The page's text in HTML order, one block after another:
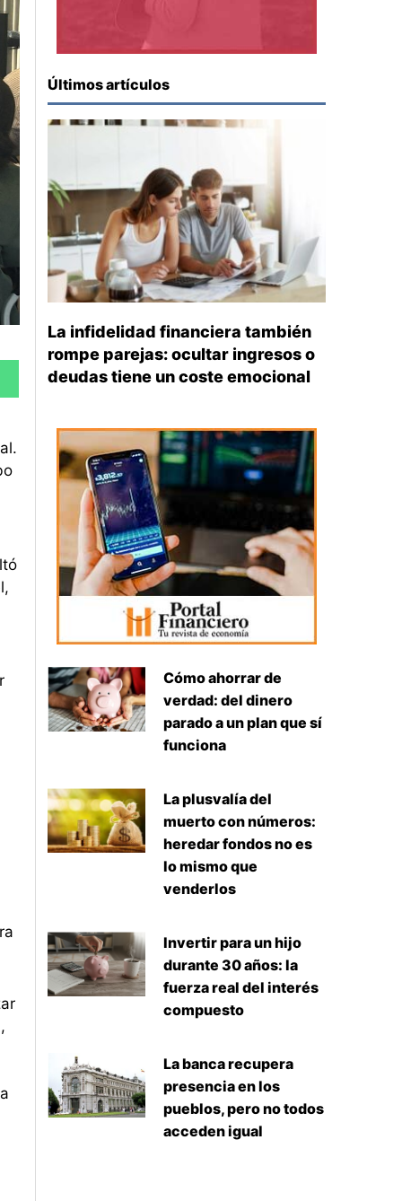
Últimos artículos
La infidelidad financiera también
rompe parejas: ocultar ingresos o
deudas tiene un coste emocional
Cómo ahorrar de
verdad: del dinero
parado a un plan que sí
funciona
La plusvalía del
muerto con números:
heredar fondos no es
lo mismo que
venderlos
Invertir para un hijo
durante 30 años: la
fuerza real del interés
compuesto
La banca recupera
presencia en los
pueblos, pero no todos
acceden igual